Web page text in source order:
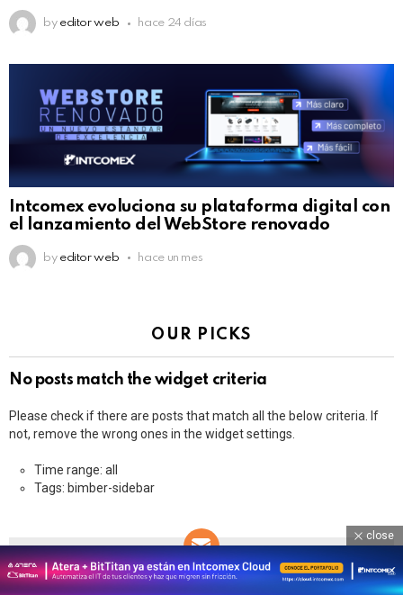
by editor web hace 24 días
Intcomex evoluciona su plataforma digital con
el lanzamiento del WebStore renovado
by editor web hace un mes
OUR PICKS
No posts match the widget criteria
Please check if there are posts that match all the below criteria. If
not, remove the wrong ones in the widget settings.
Time range: all
Tags: bimber-sidebar
NEWSLETTER
close